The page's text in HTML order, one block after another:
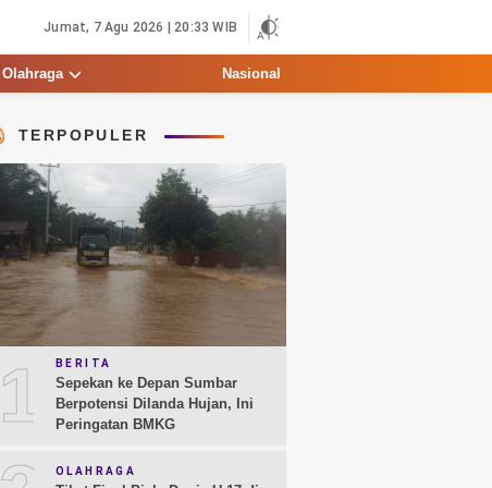
Jumat, 7 Agu 2026 | 20:33 WIB
Olahraga Nasional
TERPOPULER
1 BERITA
Sepekan ke Depan Sumbar
Berpotensi Dilanda Hujan, Ini
Peringatan BMKG
OLAHRAGA